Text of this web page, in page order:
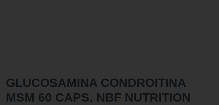
GLUCOSAMINA CONDROITINA
MSM 60 CAPS. NBF NUTRITION